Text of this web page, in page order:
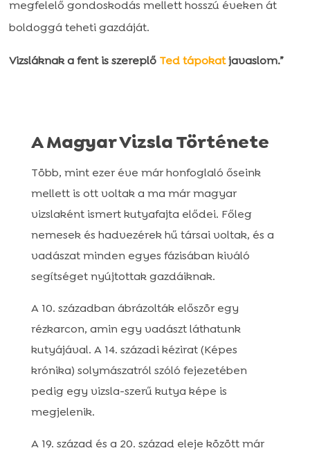
megfelelő gondoskodás mellett hosszú éveken át
boldoggá teheti gazdáját.
Vizsláknak a fent is szereplő Tedtápokatjavaslom.”
A Magyar Vizsla Története
Több, mint ezer éve már honfoglaló őseink
mellett is ott voltak a ma már magyar
vizslaként ismert kutyafajta elődei. Főleg
nemesek és hadvezérek hű társai voltak, és a
vadászat minden egyes fázisában kiváló
segítséget nyújtottak gazdáiknak.
A 10. században ábrázolták először egy
rézkarcon, amin egy vadászt láthatunk
kutyájával. A 14. századi kézirat (Képes
krónika) solymászatról szóló fejezetében
pedig egy vizsla-szerű kutya képe is
megjelenik.
A 19. század és a 20. század eleje között már